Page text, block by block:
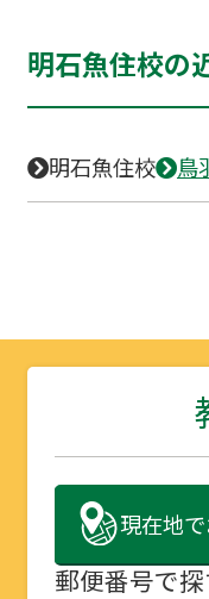
明石魚住校の
明石魚住校 鳥
現在地で
郵便番号で